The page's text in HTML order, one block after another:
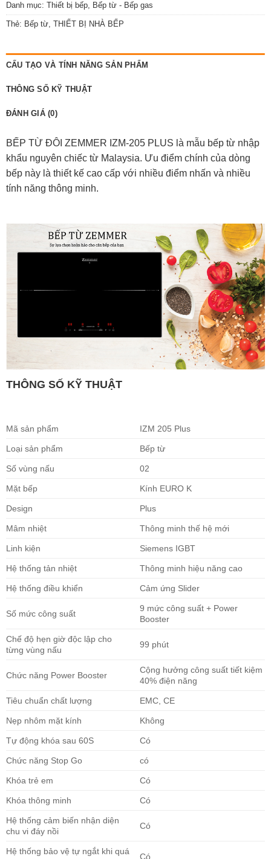
Danh mục: Thiết bị bếp, Bếp từ - Bếp gas
Thẻ: Bếp từ, THIẾT BỊ NHÀ BẾP
CẤU TẠO VÀ TÍNH NĂNG SẢN PHẨM
THÔNG SỐ KỸ THUẬT
ĐÁNH GIÁ (0)
BẾP TỪ ĐÔI ZEMMER IZM-205 PLUS là mẫu bếp từ nhập
khẩu nguyên chiếc từ Malaysia. Ưu điểm chính của dòng
bếp này là thiết kế cao cấp với nhiều điểm nhấn và nhiều
tính năng thông minh.
THÔNG SỐ KỸ THUẬT
Mã sản phẩm IZM 205 Plus
Loại sản phẩm Bếp từ
Số vùng nấu 02
Mặt bếp Kính EURO K
Design Plus
Mâm nhiệt Thông minh thế hệ mới
Linh kiện Siemens IGBT
Hệ thống tản nhiệt Thông minh hiệu năng cao
Hệ thống điều khiển Cảm ứng Slider
Số mức công suất
9 mức công suất + Power
Booster
Chế độ hẹn giờ độc lập cho
từng vùng nấu
99 phút
Chức năng Power Booster
Cộng hưởng công suất tiết kiệm
40% điện năng
Tiêu chuẩn chất lượng EMC, CE
Nẹp nhôm mặt kính Không
Tự động khóa sau 60S Có
Chức năng Stop Go có
Khóa trẻ em Có
Khóa thông minh Có
Hệ thống cảm biến nhận diện
chu vi đáy nồi
Có
Hệ thống bảo vệ tự ngắt khi quá
Có